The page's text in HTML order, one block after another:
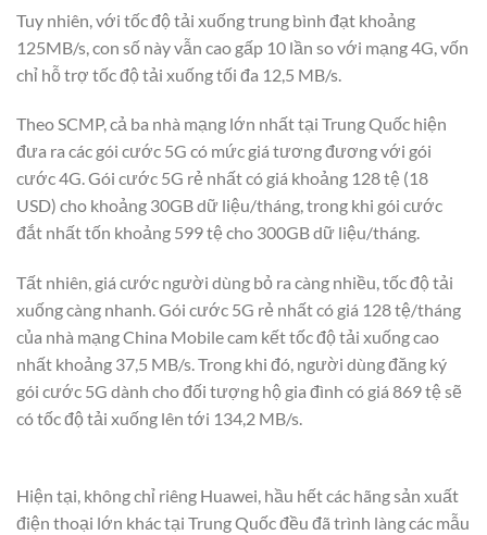
Tuy nhiên, với tốc độ tải xuống trung bình đạt khoảng
125MB/s, con số này vẫn cao gấp 10 lần so với mạng 4G, vốn
chỉ hỗ trợ tốc độ tải xuống tối đa 12,5 MB/s.
Theo SCMP, cả ba nhà mạng lớn nhất tại Trung Quốc hiện
đưa ra các gói cước 5G có mức giá tương đương với gói
cước 4G. Gói cước 5G rẻ nhất có giá khoảng 128 tệ (18
USD) cho khoảng 30GB dữ liệu/tháng, trong khi gói cước
đắt nhất tốn khoảng 599 tệ cho 300GB dữ liệu/tháng.
Tất nhiên, giá cước người dùng bỏ ra càng nhiều, tốc độ tải
xuống càng nhanh. Gói cước 5G rẻ nhất có giá 128 tệ/tháng
của nhà mạng China Mobile cam kết tốc độ tải xuống cao
nhất khoảng 37,5 MB/s. Trong khi đó, người dùng đăng ký
gói cước 5G dành cho đối tượng hộ gia đình có giá 869 tệ sẽ
có tốc độ tải xuống lên tới 134,2 MB/s.
Hiện tại, không chỉ riêng Huawei, hầu hết các hãng sản xuất
điện thoại lớn khác tại Trung Quốc đều đã trình làng các mẫu